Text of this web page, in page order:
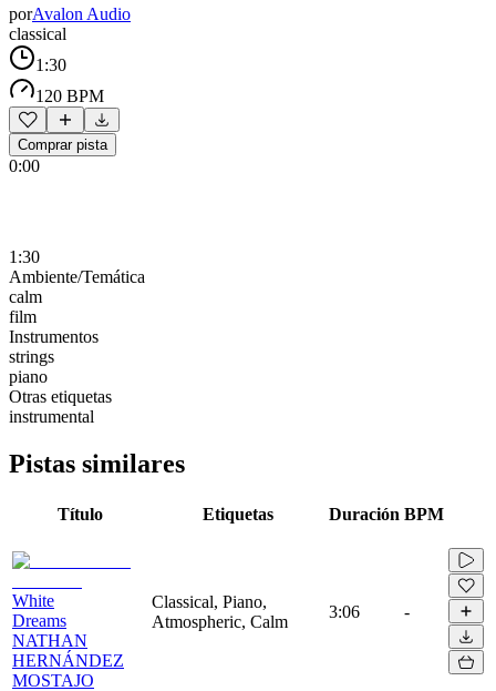
porAvalon Audio
classical
1:30
120 BPM
Comprar pista
0:00
1:30
Ambiente/Temática
calm
film
Instrumentos
strings
piano
Otras etiquetas
instrumental
Pistas similares
Título Etiquetas Duración BPM
White
Dreams
NATHAN
HERNÁNDEZ
MOSTAJO
Classical, Piano,
Atmospheric, Calm
3:06 -